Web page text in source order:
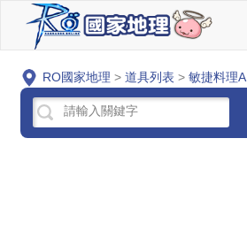
RO國家地理 > 道具列表 > 敏捷料理A